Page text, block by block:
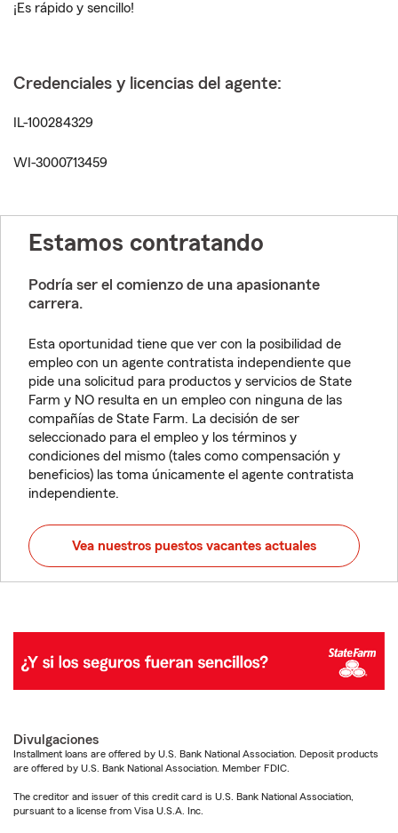
¡Es rápido y sencillo!
Credenciales y licencias del agente:
IL-100284329
WI-3000713459
Estamos contratando
Podría ser el comienzo de una apasionante
carrera.
Esta oportunidad tiene que ver con la posibilidad de
empleo con un agente contratista independiente que
pide una solicitud para productos y servicios de State
Farm y NO resulta en un empleo con ninguna de las
compañías de State Farm. La decisión de ser
seleccionado para el empleo y los términos y
condiciones del mismo (tales como compensación y
beneficios) las toma únicamente el agente contratista
independiente.
Vea nuestros puestos vacantes actuales
Divulgaciones
Installment loans are offered by U.S. Bank National Association. Deposit products
are offered by U.S. Bank National Association. Member FDIC.
The creditor and issuer of this credit card is U.S. Bank National Association,
pursuant to a license from Visa U.S.A. Inc.